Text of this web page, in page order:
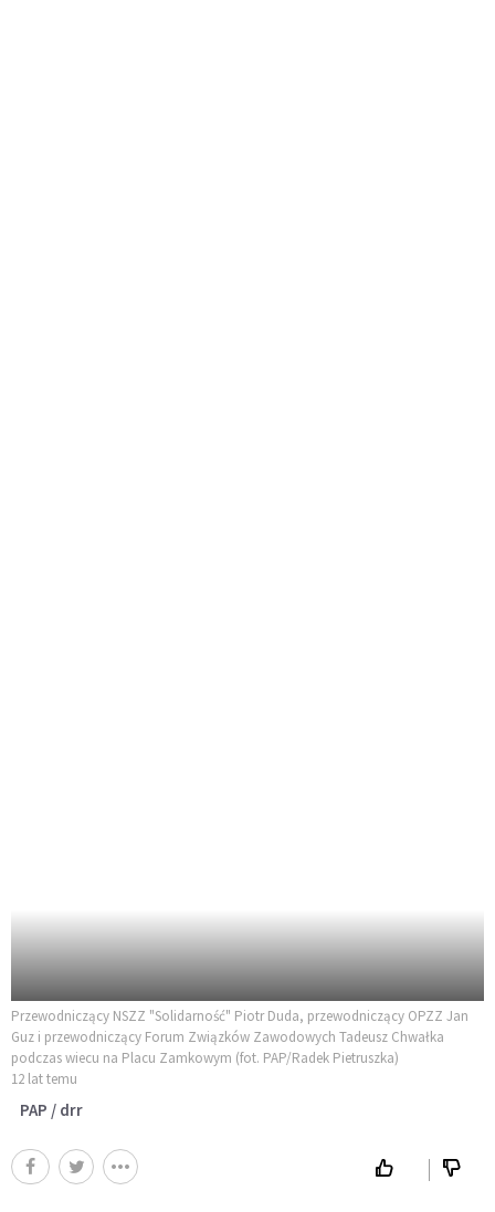
Przewodniczący NSZZ "Solidarność" Piotr Duda, przewodniczący OPZZ Jan
Guz i przewodniczący Forum Związków Zawodowych Tadeusz Chwałka
podczas wiecu na Placu Zamkowym (fot. PAP/Radek Pietruszka)
12 lat temu
PAP / drr